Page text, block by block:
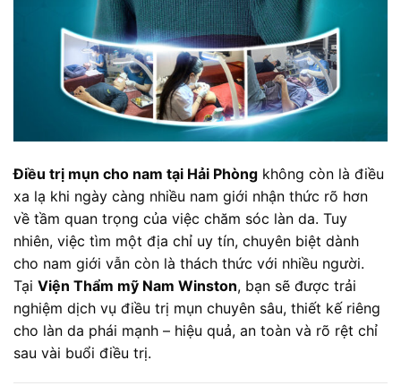
Điều trị mụn cho nam tại Hải Phòng không còn là điều
xa lạ khi ngày càng nhiều nam giới nhận thức rõ hơn
về tầm quan trọng của việc chăm sóc làn da. Tuy
nhiên, việc tìm một địa chỉ uy tín, chuyên biệt dành
cho nam giới vẫn còn là thách thức với nhiều người.
Tại Viện Thẩm mỹ Nam Winston, bạn sẽ được trải
nghiệm dịch vụ điều trị mụn chuyên sâu, thiết kế riêng
cho làn da phái mạnh – hiệu quả, an toàn và rõ rệt chỉ
sau vài buổi điều trị.